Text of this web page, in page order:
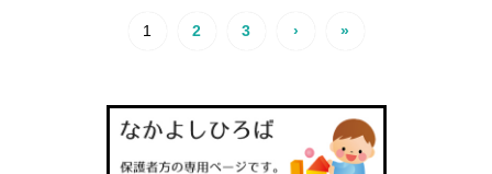
1 2 3 › »